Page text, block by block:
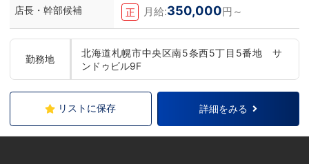
店長・幹部候補 正 月給:350,000円～
勤務地
北海道札幌市中央区南5条西5丁目5番地 サ
ンドゥビル9F
リストに保存 詳細をみる